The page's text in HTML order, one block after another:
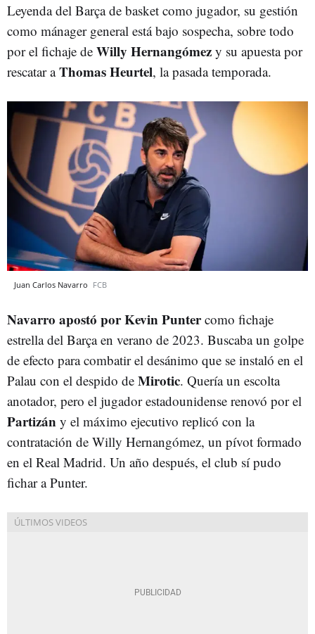
Leyenda del Barça de basket como jugador, su gestión
como mánager general está bajo sospecha, sobre todo
por el fichaje de Willy Hernangómez y su apuesta por
rescatar aThomas Heurtel, la pasada temporada.
Juan Carlos Navarro FCB
Navarro apostó por Kevin Puntercomo fichaje
estrella del Barça en verano de 2023. Buscaba un golpe
de efecto para combatir el desánimo que se instaló en el
Palau con el despido de Mirotic. Quería un escolta
anotador, pero el jugador estadounidense renovó por el
Partizán y el máximo ejecutivo replicó con la
contratación de Willy Hernangómez, un pívot formado
en el Real Madrid. Un año después, el club sí pudo
fichar a Punter.